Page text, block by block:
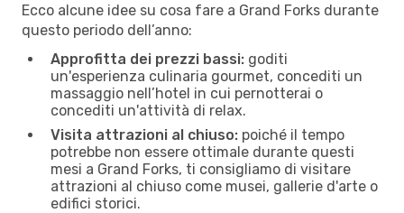
Ecco alcune idee su cosa fare a Grand Forks durante
questo periodo dell’anno:
Approfitta dei prezzi bassi: goditi
un'esperienza culinaria gourmet, concediti un
massaggio nell’hotel in cui pernotterai o
concediti un'attività di relax.
Visita attrazioni al chiuso: poiché il tempo
potrebbe non essere ottimale durante questi
mesi a Grand Forks, ti consigliamo di visitare
attrazioni al chiuso come musei, gallerie d'arte o
edifici storici.